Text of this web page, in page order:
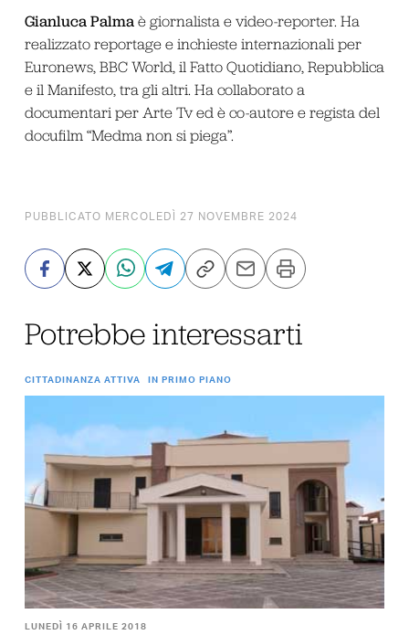
Gianluca Palmaè giornalista e video-reporter. Ha
realizzato reportage e inchieste internazionali per
Euronews, BBC World, il Fatto Quotidiano, Repubblica
e il Manifesto, tra gli altri. Ha collaborato a
documentari per Arte Tv ed è co-autore e regista del
docufilm “Medma non si piega”.
PUBBLICATO MERCOLEDÌ 27 NOVEMBRE 2024
Potrebbe interessarti
CITTADINANZA ATTIVA IN PRIMO PIANO
LUNEDÌ 16 APRILE 2018